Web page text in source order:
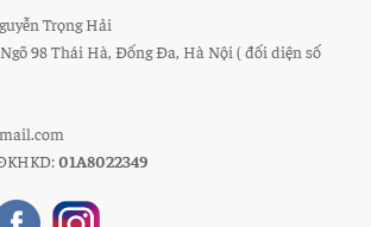
Trọng Hải
Ngõ 98 Thái Hà, Đống Đa, Hà Nội ( đối diện số
01A8022349